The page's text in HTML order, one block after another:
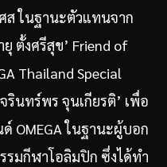
ส ในฐานะตัวแทนจาก
ตั้งศรีสุข’ Friend of
Thailand Special
รินทร์พร จุนเกียรติ’ เพื่อ
OMEGA ในฐานะผู้บอก
รมกีฬาโอลิมปิก ซึ่งได้ทำ